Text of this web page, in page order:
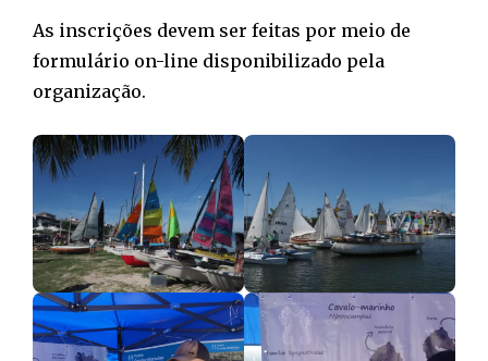
As inscrições devem ser feitas por meio de
formulário on-line disponibilizado pela
organização.